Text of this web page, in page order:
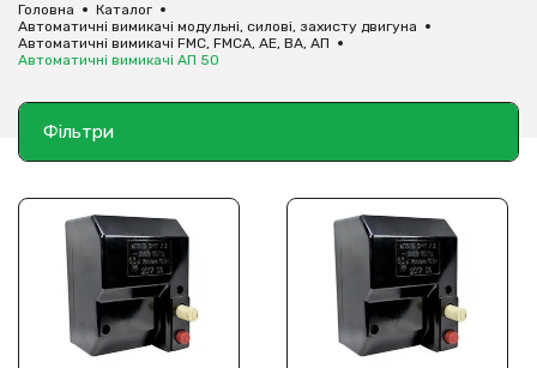
Головна
Каталог
Автоматичні вимикачі модульні, силові, захисту двигуна
Автоматичні вимикачі FMC, FMCA, АЕ, ВА, АП
Автоматичні вимикачі АП 50
Фільтри